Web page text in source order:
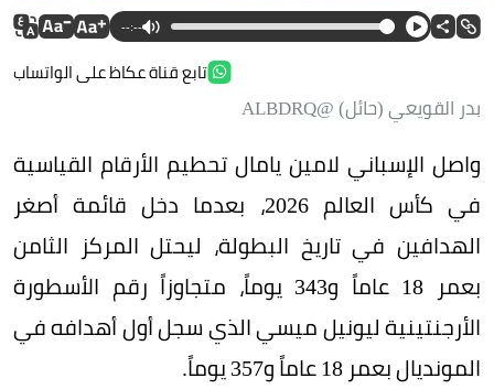
--:--
تابع قناة عكاظ على الواتساب
بدر القويعي (حائل) @ALBDRQ
واصل الإسباني لامين يامال تحطيم الأرقام القياسية
في كأس العالم 2026، بعدما دخل قائمة أصغر
الهدافين في تاريخ البطولة، ليحتل المركز الثامن
بعمر 18 عاماً و343 يوماً، متجاوزاً رقم الأسطورة
الأرجنتينية ليونيل ميسي الذي سجل أول أهدافه في
المونديال بعمر 18 عاماً و357 يوماً.